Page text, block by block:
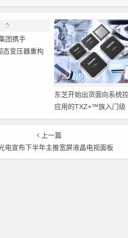
杆
东芝开始出货面向系统
应用的TXZ+™族入门级
M4V组（搭载Arm
Cortex‑M4内核的标准微
制器）工程样品
上一篇
电宣布下半年主推宽屏液晶电视面板